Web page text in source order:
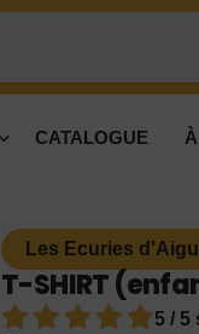
CATALOGUE
Les Ecuries
T-SHIRT
5 / 5